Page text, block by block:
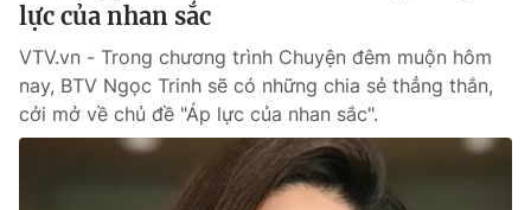
lực của nhan sắc
VTV.vn - Trong chương trình Chuyện đêm muộn hôm
nay, BTV Ngọc Trinh sẽ có những chia sẻ thẳng thắn,
cởi mở về chủ đề "Áp lực của nhan sắc".